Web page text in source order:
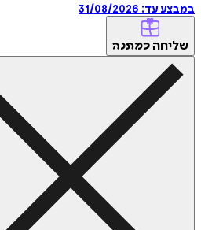
במבצע עד: 31/08/2026
שליחה כמתנה